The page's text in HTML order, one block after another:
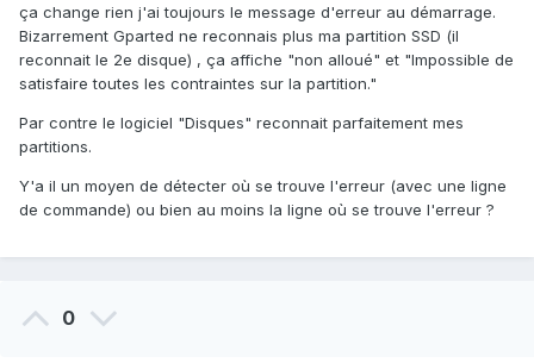
ça change rien j'ai toujours le message d'erreur au démarrage.
Bizarrement Gparted ne reconnais plus ma partition SSD (il
reconnait le 2e disque) , ça affiche "non alloué" et "Impossible de
satisfaire toutes les contraintes sur la partition."
Par contre le logiciel "Disques" reconnait parfaitement mes
partitions.
Y'a il un moyen de détecter où se trouve l'erreur (avec une ligne
de commande) ou bien au moins la ligne où se trouve l'erreur ?
0